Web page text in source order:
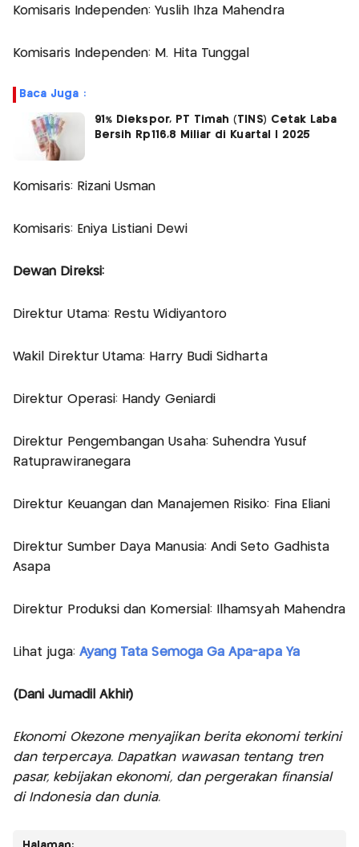
Komisaris Independen: Yuslih Ihza Mahendra
Komisaris Independen: M. Hita Tunggal
Baca Juga :
91% Diekspor, PT Timah (TINS) Cetak Laba
Bersih Rp116,8 Miliar di Kuartal I 2025
Komisaris: Rizani Usman
Komisaris: Eniya Listiani Dewi
Dewan Direksi:
Direktur Utama: Restu Widiyantoro
Wakil Direktur Utama: Harry Budi Sidharta
Direktur Operasi: Handy Geniardi
Direktur Pengembangan Usaha: Suhendra Yusuf
Ratuprawiranegara
Direktur Keuangan dan Manajemen Risiko: Fina Eliani
Direktur Sumber Daya Manusia: Andi Seto Gadhista
Asapa
Direktur Produksi dan Komersial: Ilhamsyah Mahendra
Lihat juga: Ayang Tata Semoga Ga Apa-apa Ya
(Dani Jumadil Akhir)
Ekonomi Okezone menyajikan berita ekonomi terkini
dan terpercaya. Dapatkan wawasan tentang tren
pasar, kebijakan ekonomi, dan pergerakan finansial
di Indonesia dan dunia.